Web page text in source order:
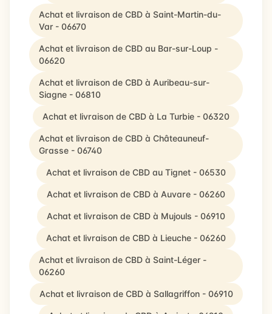
Achat et livraison de CBD à Saint-Martin-du-
Var - 06670
Achat et livraison de CBD au Bar-sur-Loup -
06620
Achat et livraison de CBD à Auribeau-sur-
Siagne - 06810
Achat et livraison de CBD à La Turbie - 06320
Achat et livraison de CBD à Châteauneuf-
Grasse - 06740
Achat et livraison de CBD au Tignet - 06530
Achat et livraison de CBD à Auvare - 06260
Achat et livraison de CBD à Mujouls - 06910
Achat et livraison de CBD à Lieuche - 06260
Achat et livraison de CBD à Saint-Léger -
06260
Achat et livraison de CBD à Sallagriffon - 06910